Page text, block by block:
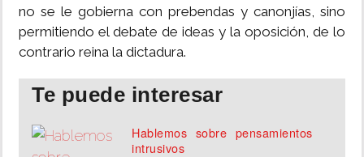
no se le gobierna con prebendas y canonjías, sino
permitiendo el debate de ideas y la oposición, de lo
contrario reina la dictadura.
Te puede interesar
Hablemos sobre pensamientos
intrusivos